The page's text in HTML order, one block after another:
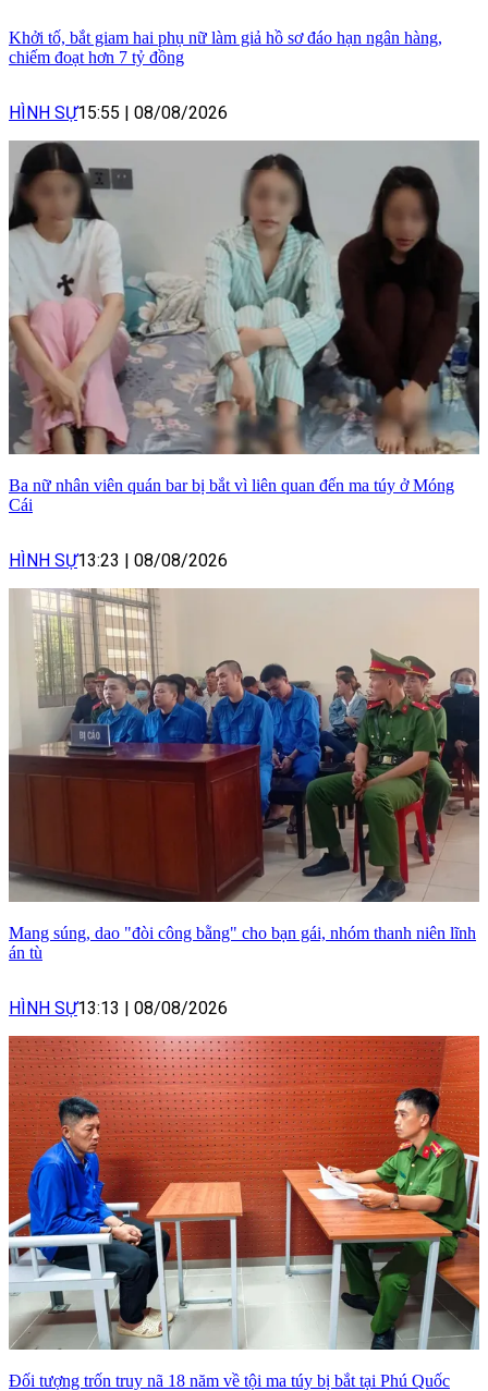
Khởi tố, bắt giam hai phụ nữ làm giả hồ sơ đáo hạn ngân hàng,
chiếm đoạt hơn 7 tỷ đồng
HÌNH SỰ15:55 | 08/08/2026
Ba nữ nhân viên quán bar bị bắt vì liên quan đến ma túy ở Móng
Cái
HÌNH SỰ13:23 | 08/08/2026
Mang súng, dao "đòi công bằng" cho bạn gái, nhóm thanh niên lĩnh
án tù
HÌNH SỰ13:13 | 08/08/2026
Đối tượng trốn truy nã 18 năm về tội ma túy bị bắt tại Phú Quốc